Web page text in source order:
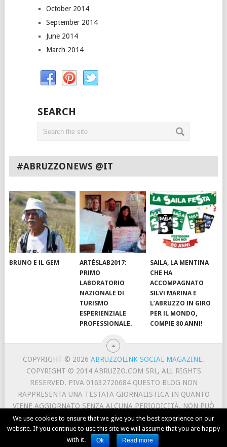
October 2014
September 2014
June 2014
March 2014
SEARCH
#ABRUZZONEWS @IT
BRUNO E IL GEM
ARTÈSLAB2017:
PRIMO
LABORATORIO
NAZIONALE DI
TURISMO
ESPERIENZIALE
PROFESSIONALE.
SAILA, LA MENTINA
CHE HA
ACCOMPAGNATO
SILVI MARINA E
L’ABRUZZO IN GIRO
PER IL MONDO,
COMPIE 80 ANNI!
COPYRIGHT © 2026ABRUZZOLINK SOCIAL MAGAZINE.
COPYRIGHT © 2014 ABRUZZO.COM SRL, ALL RIGHTS
RESERVED. PIVA 01632720684 QUESTO BLOG NON
RAPPRESENTA UNA TESTATA GIORNALISTICA IN QUANTO
VIENE AGGIORNATO SENZA ALCUNA PERIODICITÀ. NON PUÒ
PERTANTO CONSIDERARSI UN PRODOTTO EDITORIALE AI
SENSI DELLA LEGGE N. 62 DEL 7/3/2001.
ABOUT US TERMS AND PRIVACY
We use cookies to ensure that we give you the best experience on our
website. If you continue to use this site we will assume that you are happy
with it.
Ok Read more